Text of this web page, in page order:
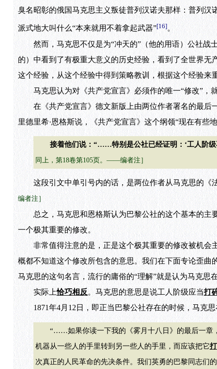
臭名昭彰的俄国马克思主义叛徒普列汉诺夫那样：普列汉
派式地大叫什么“本来就用不着拿起武器”[16]。
然而，马克思不仅是为“冲天的”（他的用语）公社战
的）中看到了有极重大意义的历史经验，看到了全世界
这个经验，从这个经验中得到策略教训，根据这个经验
马克思认为对《共产党宣言》必须作的唯一“修改”，
在《共产党宣言》德文新版上由两位作者署名的最后一
里德里希·恩格斯说，《共产党宣言》这个纲领“现在有些
接着他们说：“……特别是公社已经证明：‘工人阶
同上，第18卷第105页。——编者注］
这段引文中单引号内的话，是两位作者从马克思的《
编者注］
总之，马克思和恩格斯认为巴黎公社的这个基本的主
一个极其重要的修改。
非常值得注意的是，正是这个极其重要的修改被机会
概都不知道这个修改所包含的意思。我们在下面专论歪
马克思的这句名言，流行的庸俗的“理解”就是认为马克
实际上恰巧相反 。马克思的意思是说工人阶级应当打
1871年4月12日，即正当巴黎公社存在的时候，马克思
“……如果你读一下我的《雾月十八日》的最后一章，
机器从一些人的手里转到另一些人的手里，而应该把它
次真正的人民革命的先决条件。我们英勇的巴黎同志们